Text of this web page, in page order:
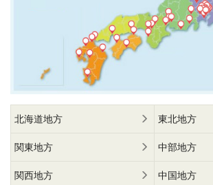
北海道地方 東北地方
関東地方 中部地方
関西地方 中国地方